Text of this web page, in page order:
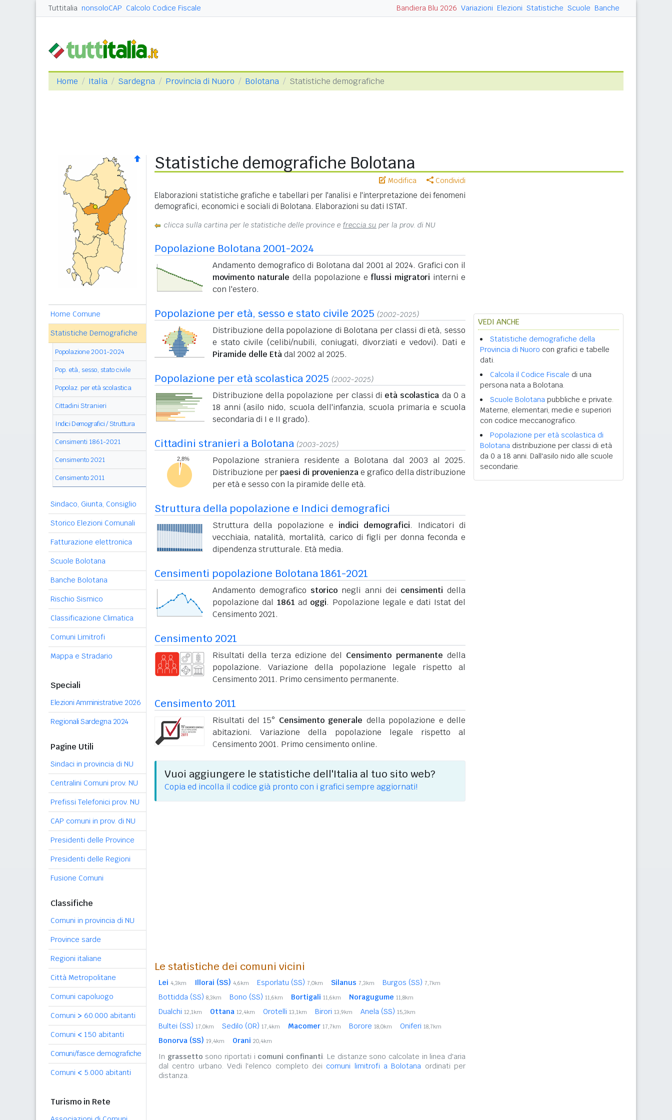
Tuttitalia nonsoloCAP Calcolo Codice Fiscale Bandiera Blu 2026 Variazioni Elezioni Statistiche Scuole Banche
Home Italia Sardegna Provincia di Nuoro Bolotana Statistiche demografiche
Home Comune
Statistiche Demografiche
Popolazione 2001-2024
Pop. età, sesso, stato civile
Popolaz. per età scolastica
Cittadini Stranieri
Indici Demografici / Struttura
Censimenti 1861-2021
Censimento 2021
Censimento 2011
Sindaco, Giunta, Consiglio
Storico Elezioni Comunali
Fatturazione elettronica
Scuole Bolotana
Banche Bolotana
Rischio Sismico
Classificazione Climatica
Comuni Limitrofi
Mappa e Stradario
Speciali
Elezioni Amministrative 2026
Regionali Sardegna 2024
Pagine Utili
Sindaci in provincia di NU
Centralini Comuni prov. NU
Prefissi Telefonici prov. NU
CAP comuni in prov. di NU
Presidenti delle Province
Presidenti delle Regioni
Fusione Comuni
Classifiche
Comuni in provincia di NU
Province sarde
Regioni italiane
Città Metropolitane
Comuni capoluogo
Comuni > 60.000 abitanti
Comuni < 150 abitanti
Comuni/fasce demografiche
Comuni < 5.000 abitanti
Turismo in Rete
Statistiche demografiche Bolotana
Modifica Condividi
Elaborazioni statistiche grafiche e tabellari per l'analisi e l'interpretazione dei fenomeni
demografici, economici e sociali di Bolotana. Elaborazioni su dati ISTAT.
clicca sulla cartina per le statistiche delle province e freccia su per la prov. di NU
Popolazione Bolotana 2001-2024
Andamento demografico di Bolotana dal 2001 al 2024. Grafici con il
movimento naturale della popolazione e flussi migratori interni e
con l'estero.
Popolazione per età, sesso e stato civile 2025 (2002-2025)
Distribuzione della popolazione di Bolotana per classi di età, sesso
e stato civile (celibi/nubili, coniugati, divorziati e vedovi). Dati e
Piramide delle Etàdal 2002 al 2025.
Popolazione per età scolastica 2025 (2002-2025)
Distribuzione della popolazione per classi di età scolastica da 0 a
18 anni (asilo nido, scuola dell'infanzia, scuola primaria e scuola
secondaria di I e II grado).
Cittadini stranieri a Bolotana (2003-2025)
Popolazione straniera residente a Bolotana dal 2003 al 2025.
Distribuzione perpaesi di provenienzae grafico della distribuzione
per età e sesso con la piramide delle età.
Struttura della popolazione e Indici demografici
Struttura della popolazione e indici demografici. Indicatori di
vecchiaia, natalità, mortalità, carico di figli per donna feconda e
dipendenza strutturale. Età media.
Censimenti popolazione Bolotana 1861-2021
Andamento demografico storico negli anni dei censimenti della
popolazione dal 1861 ad oggi. Popolazione legale e dati Istat del
Censimento 2021.
Censimento 2021
Risultati della terza edizione del Censimento permanente della
popolazione. Variazione della popolazione legale rispetto al
Censimento 2011. Primo censimento permanente.
Censimento 2011
Risultati del 15° Censimento generale della popolazione e delle
abitazioni. Variazione della popolazione legale rispetto al
Censimento 2001. Primo censimento online.
Vuoi aggiungere le statistiche dell'Italia al tuo sito web?
Copia ed incolla il codice già pronto con i grafici sempre aggiornati!
Le statistiche dei comuni vicini
Lei 4,3km Illorai (SS) 4,6km Esporlatu (SS) 7,0km Silanus 7,3km Burgos (SS) 7,7km
Bottidda (SS) 8,3km Bono (SS) 11,6km Bortigali 11,6km Noragugume 11,8km
Dualchi 12,1km Ottana 12,4km Orotelli 13,1km Birori 13,9km Anela (SS) 15,3km
Bultei (SS) 17,0km Sedilo (OR) 17,4km Macomer 17,7km Borore 18,0km Oniferi 18,7km
Bonorva (SS) 19,4km Orani 20,4km
In grassetto sono riportati i comuni confinanti. Le distanze sono calcolate in linea d'aria
dal centro urbano. Vedi l'elenco completo dei comuni limitrofi a Bolotana ordinati per
distanza.
VEDI ANCHE
Statistiche demografiche della
Provincia di Nuoro con grafici e tabelle
dati.
Calcola il Codice Fiscale di una
persona nata a Bolotana.
Scuole Bolotana pubbliche e private.
Materne, elementari, medie e superiori
con codice meccanografico.
Popolazione per età scolastica di
Bolotana distribuzione per classi di età
da 0 a 18 anni. Dall'asilo nido alle scuole
secondarie.